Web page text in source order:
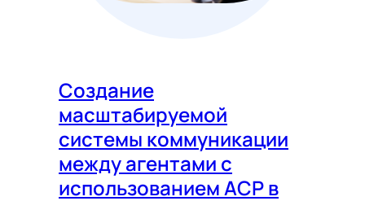
Создание
масштабируемой
системы коммуникации
между агентами с
использованием ACP в